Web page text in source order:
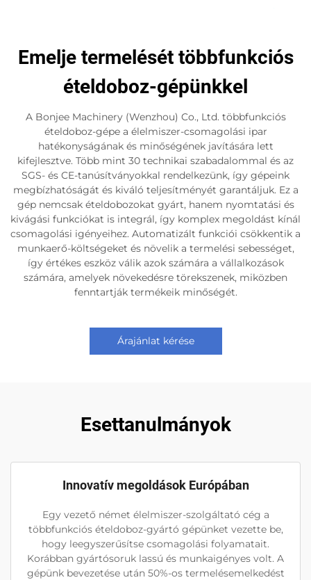
Emelje termelését többfunkciós
ételdoboz-gépünkkel
A Bonjee Machinery (Wenzhou) Co., Ltd. többfunkciós
ételdoboz-gépe a élelmiszer-csomagolási ipar
hatékonyságának és minőségének javítására lett
kifejlesztve. Több mint 30 technikai szabadalommal és az
SGS- és CE-tanúsítványokkal rendelkezünk, így gépeink
megbízhatóságát és kiváló teljesítményét garantáljuk. Ez a
gép nemcsak ételdobozokat gyárt, hanem nyomtatási és
kivágási funkciókat is integrál, így komplex megoldást kínál
csomagolási igényeihez. Automatizált funkciói csökkentik a
munkaerő-költségeket és növelik a termelési sebességet,
így értékes eszköz válik azok számára a vállalkozások
számára, amelyek növekedésre törekszenek, miközben
fenntartják termékeik minőségét.
Árajánlat kérése
Esettanulmányok
Innovatív megoldások Európában
Egy vezető német élelmiszer-szolgáltató cég a
többfunkciós ételdoboz-gyártó gépünket vezette be,
hogy leegyszerűsítse csomagolási folyamatait.
Korábban gyártósoruk lassú és munkaigényes volt. A
gépünk bevezetése után 50%-os termelésemelkedést